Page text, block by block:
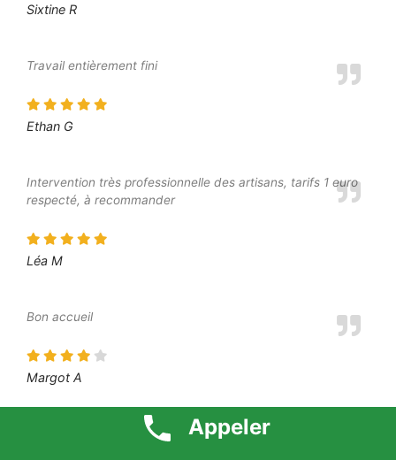
Sixtine R
Travail entièrement fini
Ethan G
Intervention très professionnelle des artisans, tarifs 1 euro
respecté, à recommander
Léa M
Bon accueil
Margot A
Appeler